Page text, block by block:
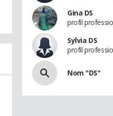
Gina DS
profil
Sylvia DS
profil
Nom "DS"